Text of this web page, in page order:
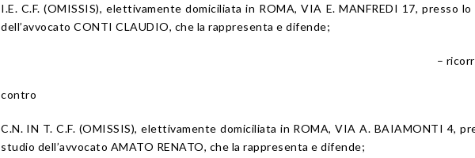
I.E. C.F. (OMISSIS), elettivamente domiciliata in ROMA, VIA E. MANFREDI 17, presso
dell’avvocato CONTI CLAUDIO, che la rappresenta e difende;
–
contro
C.N. IN T. C.F. (OMISSIS), elettivamente domiciliata in ROMA, VIA A. BAIAMONTI 4,
studio dell’avvocato AMATO RENATO, che la rappresenta e difende;